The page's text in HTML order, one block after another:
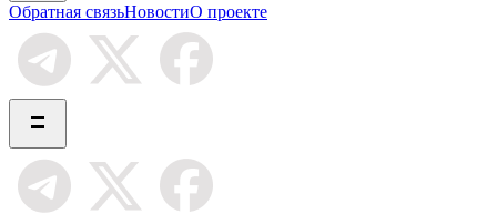
Обратная связьНовостиО проекте